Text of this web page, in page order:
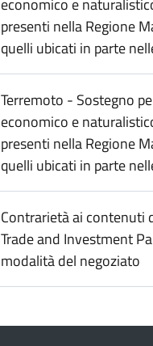
economico e
presenti nella Regione
quelli ubicati in parte
Terremoto - Sostegno
economico e
presenti nella Regione
quelli ubicati in parte
Contrarietà ai contenuti
Trade and Investment
modalità del negoziato